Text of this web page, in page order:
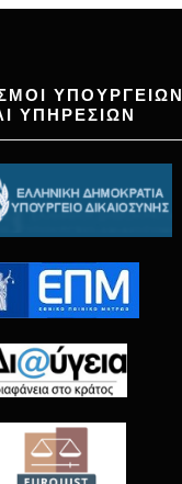
ΥΠΟΥΡΓΕΙΩΝ
ΥΠΗΡΕΣΙΩΝ